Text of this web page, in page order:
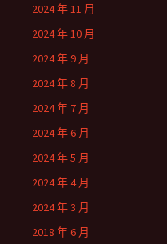
2024 年 11 月
2024 年 10 月
2024 年 9 月
2024 年 8 月
2024 年 7 月
2024 年 6 月
2024 年 5 月
2024 年 4 月
2024 年 3 月
2018 年 6 月